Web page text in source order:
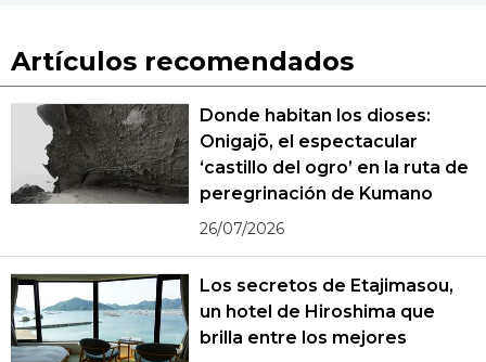
Artículos recomendados
Donde habitan los dioses:
Onigajō, el espectacular
‘castillo del ogro’ en la ruta de
peregrinación de Kumano
26/07/2026
Los secretos de Etajimasou,
un hotel de Hiroshima que
brilla entre los mejores